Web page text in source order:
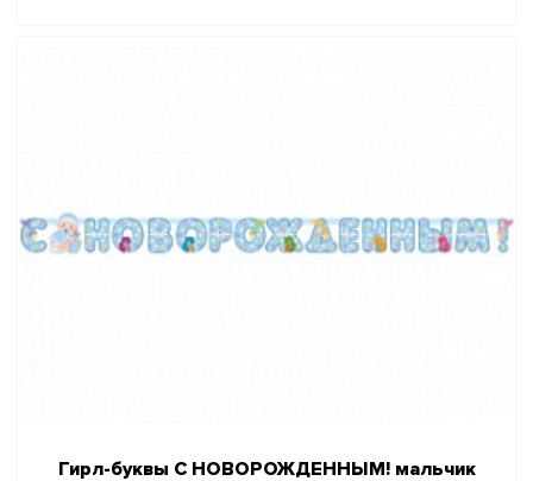
Гирл-буквы С НОВОРОЖДЕННЫМ! мальчик